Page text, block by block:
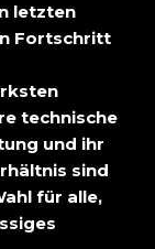
letzten
Fortschritt
technische
und ihr
sind
für alle,